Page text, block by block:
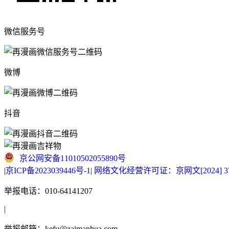
微信服务号
微博
抖音
京公网安备11010502055890号
|京ICP备2023039446号-1 | 网络文化经营许可证：京网文[2024]
举报电话：010-64141207
|